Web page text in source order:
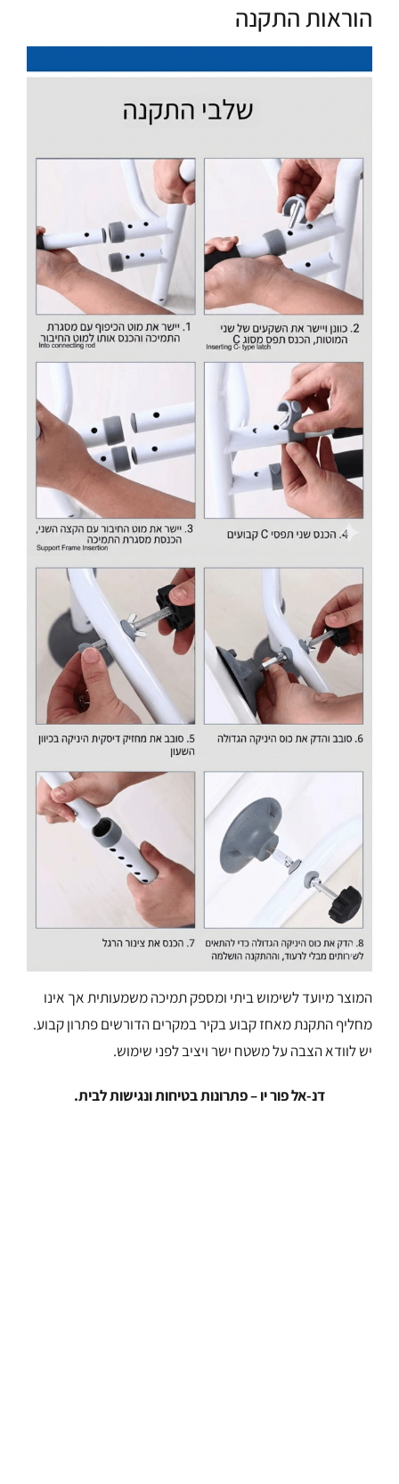
הוראות התקנה
המוצר מיועד לשימוש ביתי ומספק תמיכה משמעותית אך אינו
מחליף התקנת מאחז קבוע בקיר במקרים הדורשים פתרון קבוע.
יש לוודא הצבה על משטח ישר ויציב לפני שימוש.
דנ-אל פור יו – פתרונות בטיחות ונגישות לבית.